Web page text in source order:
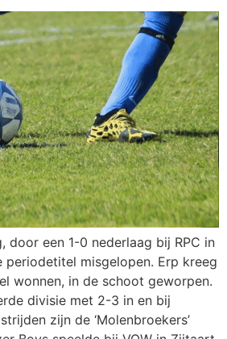
door een 1-0 nederlaag bij RPC in
periodetitel misgelopen. Erp kreeg
wonnen, in de schoot geworpen.
divisie met 2-3 in en bij
zijn de ‘Molenbroekers’